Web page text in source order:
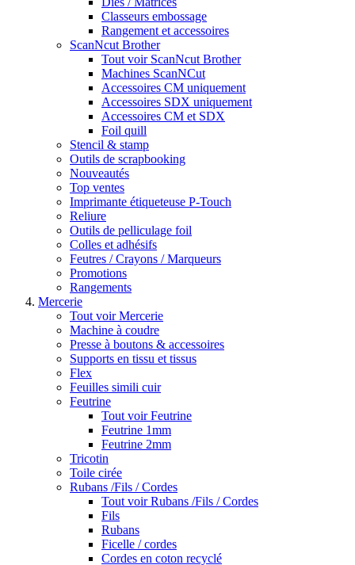
Classeurs embossage
Rangement et accessoires
ScanNcut Brother
Tout voir ScanNcut Brother
Machines ScanNCut
Accessoires CM uniquement
Accessoires SDX uniquement
Accessoires CM et SDX
Foil quill
Stencil & stamp
Outils de scrapbooking
Nouveautés
Top ventes
Imprimante étiqueteuse P-Touch
Reliure
Outils de pelliculage foil
Colles et adhésifs
Feutres / Crayons / Marqueurs
Promotions
Rangements
Mercerie
Tout voir Mercerie
Machine à coudre
Presse à boutons & accessoires
Supports en tissu et tissus
Flex
Feuilles simili cuir
Feutrine
Tout voir Feutrine
Feutrine 1mm
Feutrine 2mm
Tricotin
Toile cirée
Rubans /Fils / Cordes
Tout voir Rubans /Fils / Cordes
Fils
Rubans
Ficelle / cordes
Cordes en coton recyclé